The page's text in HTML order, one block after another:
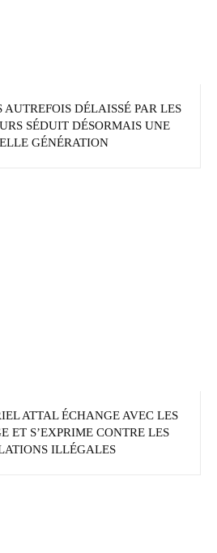
AUTREFOIS DÉLAISSÉ PAR LES
SÉDUIT DÉSORMAIS UNE
GÉNÉRATION
ATTAL ÉCHANGE AVEC LES
ET S’EXPRIME CONTRE LES
ILLÉGALES